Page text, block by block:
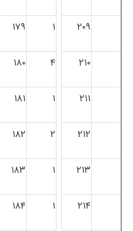
۲۰۹ ۱ ۱۷۹
۲۱۰ ۴ ۱۸۰
۲۱۱ ۱ ۱۸۱
۲۱۲ ۲ ۱۸۲
۲۱۳ ۱ ۱۸۳
۲۱۴ ۱ ۱۸۴